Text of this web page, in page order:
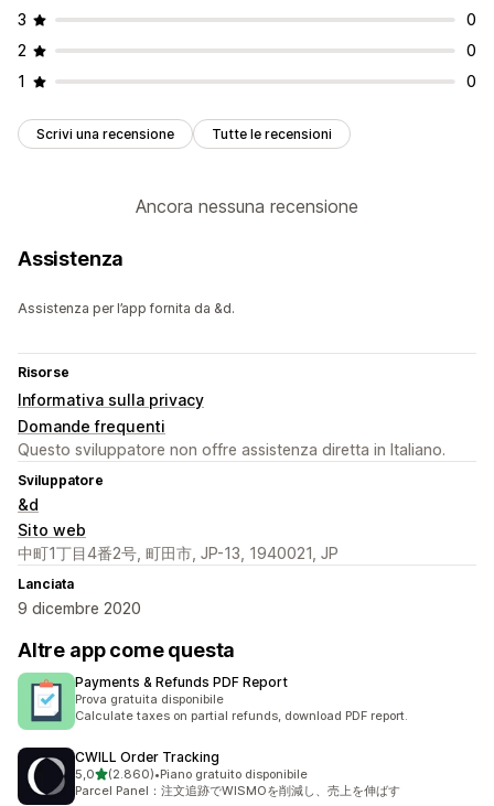
3
0
2
0
1
0
Scrivi una recensione Tutte le recensioni
Ancora nessuna recensione
Assistenza
Assistenza per l’app fornita da &d.
Risorse
Informativa sulla privacy
Domande frequenti
Questo sviluppatore non offre assistenza diretta in Italiano.
Sviluppatore
&d
Sito web
中町1丁目4番2号, 町田市, JP-13, 1940021, JP
Lanciata
9 dicembre 2020
Altre app come questa
Payments & Refunds PDF Report
Prova gratuita disponibile
Calculate taxes on partial refunds, download PDF report.
CWILL Order Tracking
5,0stelle su 5
(2.860)
2860 recensioni totali
•Piano gratuito disponibile
Parcel Panel：注文追跡でWISMOを削減し、売上を伸ばす